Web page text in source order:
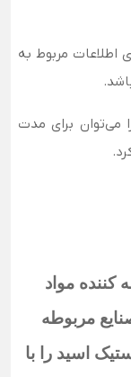
اطلاعات مربوط به
می‌توان برای مدت
کننده مواد
مربوطه
اسیدرا با